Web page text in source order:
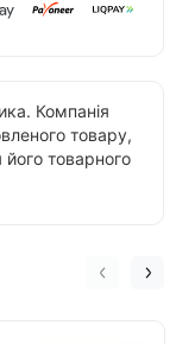
Компанія
товару,
його товарного